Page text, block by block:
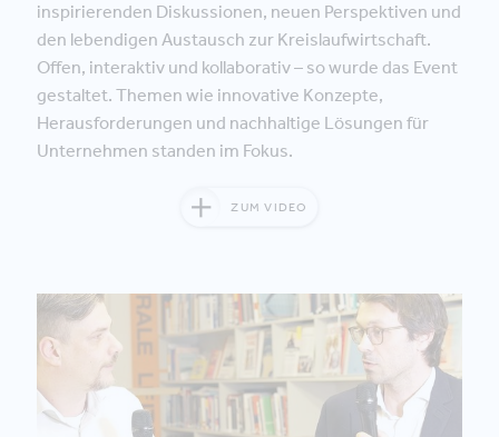
inspirierenden Diskussionen, neuen Perspektiven und
den lebendigen Austausch zur Kreislaufwirtschaft.
Offen, interaktiv und kollaborativ – so wurde das Event
gestaltet. Themen wie innovative Konzepte,
Herausforderungen und nachhaltige Lösungen für
Unternehmen standen im Fokus.
ZUM VIDEO